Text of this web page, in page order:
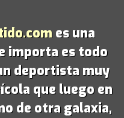
es una
importa es todo
deportista muy
que luego en
de otra galaxia,